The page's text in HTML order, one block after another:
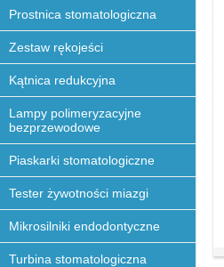
Prostnica stomatologiczna
Zestaw rękojeści
Kątnica redukcyjna
Lampy polimeryzacyjne
bezprzewodowe
Piaskarki stomatologiczne
Tester żywotności miazgi
Mikrosilniki endodontyczne
Turbina stomatologiczna